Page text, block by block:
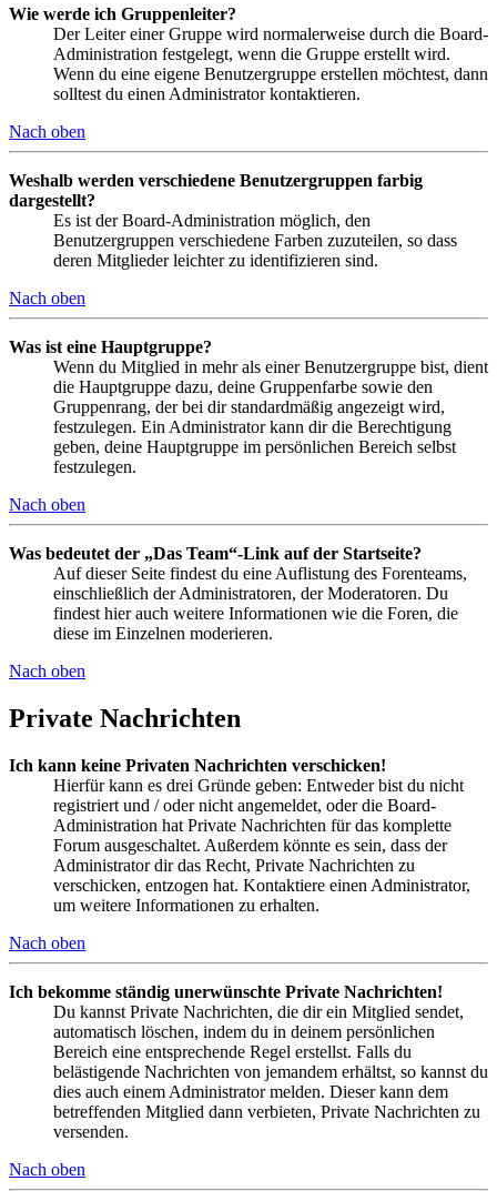
Wie werde ich Gruppenleiter?
Der Leiter einer Gruppe wird normalerweise durch die Board-
Administration festgelegt, wenn die Gruppe erstellt wird.
Wenn du eine eigene Benutzergruppe erstellen möchtest, dann
solltest du einen Administrator kontaktieren.
Nach oben
Weshalb werden verschiedene Benutzergruppen farbig
dargestellt?
Es ist der Board-Administration möglich, den
Benutzergruppen verschiedene Farben zuzuteilen, so dass
deren Mitglieder leichter zu identifizieren sind.
Nach oben
Was ist eine Hauptgruppe?
Wenn du Mitglied in mehr als einer Benutzergruppe bist, dient
die Hauptgruppe dazu, deine Gruppenfarbe sowie den
Gruppenrang, der bei dir standardmäßig angezeigt wird,
festzulegen. Ein Administrator kann dir die Berechtigung
geben, deine Hauptgruppe im persönlichen Bereich selbst
festzulegen.
Nach oben
Was bedeutet der „Das Team“-Link auf der Startseite?
Auf dieser Seite findest du eine Auflistung des Forenteams,
einschließlich der Administratoren, der Moderatoren. Du
findest hier auch weitere Informationen wie die Foren, die
diese im Einzelnen moderieren.
Nach oben
Private Nachrichten
Ich kann keine Privaten Nachrichten verschicken!
Hierfür kann es drei Gründe geben: Entweder bist du nicht
registriert und / oder nicht angemeldet, oder die Board-
Administration hat Private Nachrichten für das komplette
Forum ausgeschaltet. Außerdem könnte es sein, dass der
Administrator dir das Recht, Private Nachrichten zu
verschicken, entzogen hat. Kontaktiere einen Administrator,
um weitere Informationen zu erhalten.
Nach oben
Ich bekomme ständig unerwünschte Private Nachrichten!
Du kannst Private Nachrichten, die dir ein Mitglied sendet,
automatisch löschen, indem du in deinem persönlichen
Bereich eine entsprechende Regel erstellst. Falls du
belästigende Nachrichten von jemandem erhältst, so kannst du
dies auch einem Administrator melden. Dieser kann dem
betreffenden Mitglied dann verbieten, Private Nachrichten zu
versenden.
Nach oben